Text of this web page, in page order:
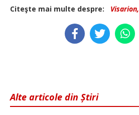
Citeşte mai multe despre:
Alte articole din Știri